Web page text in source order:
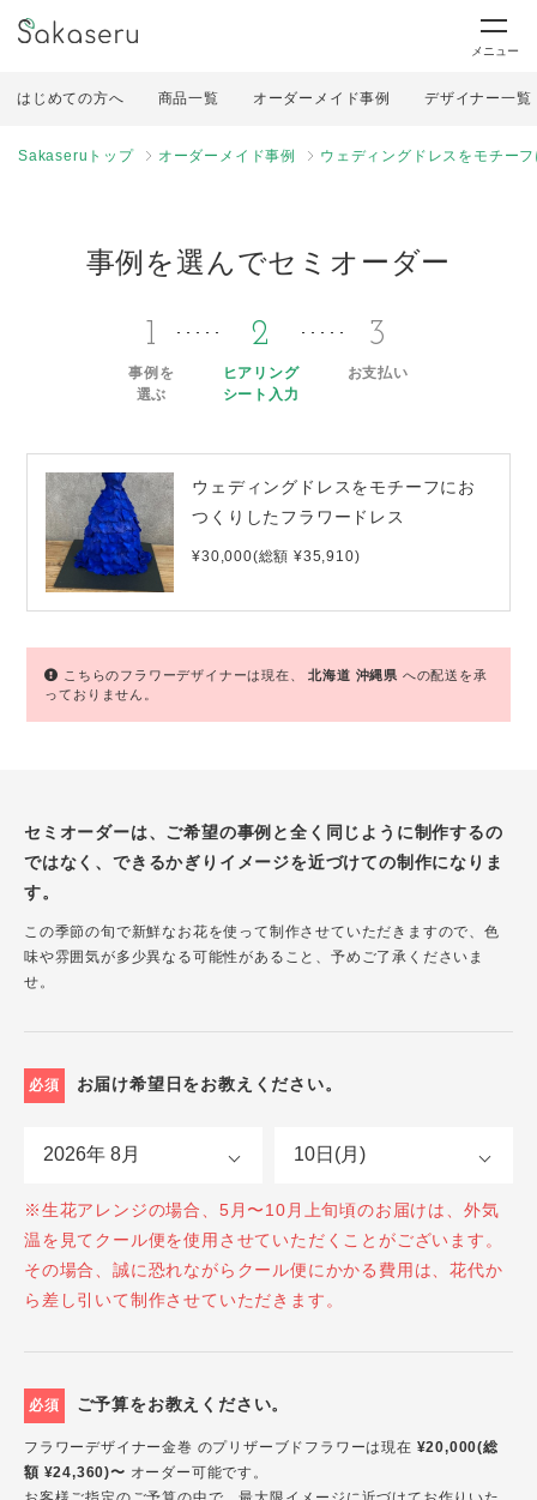
メニュー
はじめての方へ 商品一覧 オーダーメイド事例 デザイナー一覧
Sakaseruトップ オーダーメイド事例 ウェディングドレスをモチー
事例を選んでセミオーダー
1
事例を
選ぶ
2
ヒアリング
シート入力
3
お支払い
ウェディングドレスをモチーフにお
つくりしたフラワードレス
¥30,000(総額 ¥35,910)
こちらのフラワーデザイナーは現在、北海道 沖縄県 への配送を承
っておりません。
セミオーダーは、ご希望の事例と全く同じように制作するの
ではなく、できるかぎりイメージを近づけての制作になりま
す。
この季節の旬で新鮮なお花を使って制作させていただきますので、色
味や雰囲気が多少異なる可能性があること、予めご了承くださいま
せ。
必須 お届け希望日をお教えください。
※生花アレンジの場合、5月〜10月上旬頃のお届けは、外気
温を見てクール便を使用させていただくことがございます。
その場合、誠に恐れながらクール便にかかる費用は、花代か
ら差し引いて制作させていただきます。
必須 ご予算をお教えください。
フラワーデザイナー金巻 のプリザーブドフラワーは現在 ¥20,000(総
額 ¥24,360)〜 オーダー可能です。